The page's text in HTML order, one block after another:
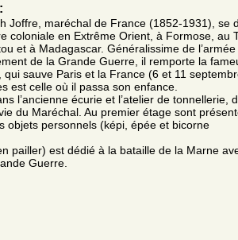
Joffre, maréchal de France (1852-1931), se
coloniale en Extrême Orient, à Formose, au
et à Madagascar. Généralissime de l’armée
de la Grande Guerre, il remporte la
qui sauve Paris et la France (6 et 11
est celle où il passa son enfance.
l’ancienne écurie et l’atelier de tonnellerie,
du Maréchal. Au premier étage sont
objets personnels (képi, épée et bicorne
pailler) est dédié à la bataille de la Marne
Guerre.